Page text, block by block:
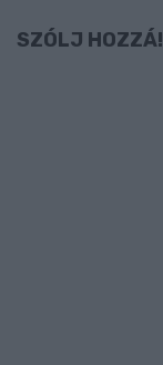
SZÓLJ HOZZÁ!